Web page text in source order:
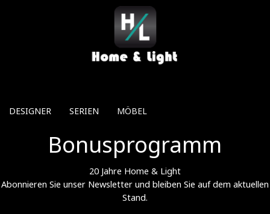
DESIGNER SERIEN MÖBEL
Bonusprogramm
20 Jahre Home & Light
Abonnieren Sie unser Newsletter und bleiben Sie auf dem aktuellen
Stand.